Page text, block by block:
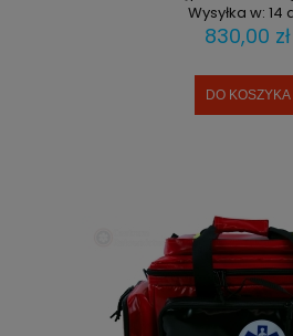
Wysyłka w: 14
830,00 zł
DO KOSZYKA